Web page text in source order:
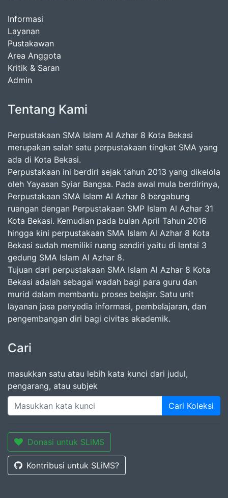
Informasi
Layanan
Pustakawan
Area Anggota
Kritik & Saran
Admin
Tentang Kami
Perpustakaan SMA Islam Al Azhar 8 Kota Bekasi
merupakan salah satu perpustakaan tingkat SMA yang
ada di Kota Bekasi.
Perpustakaan ini berdiri sejak tahun 2013 yang dikelola
oleh Yayasan Syiar Bangsa. Pada awal mula berdirinya,
Perpustakaan SMA Islam Al Azhar 8 bergabung
ruangan dengan Perpustakaan SMP Islam Al Azhar 31
Kota Bekasi. Kemudian pada bulan April Tahun 2016
hingga kini perpustakaan SMA Islam Al Azhar 8 Kota
Bekasi sudah memiliki ruang sendiri yaitu di lantai 3
gedung SMA Islam Al Azhar 8.
Tujuan dari perpustakaan SMA Islam Al Azhar 8 Kota
Bekasi adalah sebagai wadah bagi para guru dan
murid dalam membantu proses belajar. Satu unit
layanan jasa penyedia informasi, pembelajaran, dan
pengembangan diri bagi civitas akademik.
Cari
masukkan satu atau lebih kata kunci dari judul,
pengarang, atau subjek
Cari Koleksi
Donasi untuk SLiMS
Kontribusi untuk SLiMS?